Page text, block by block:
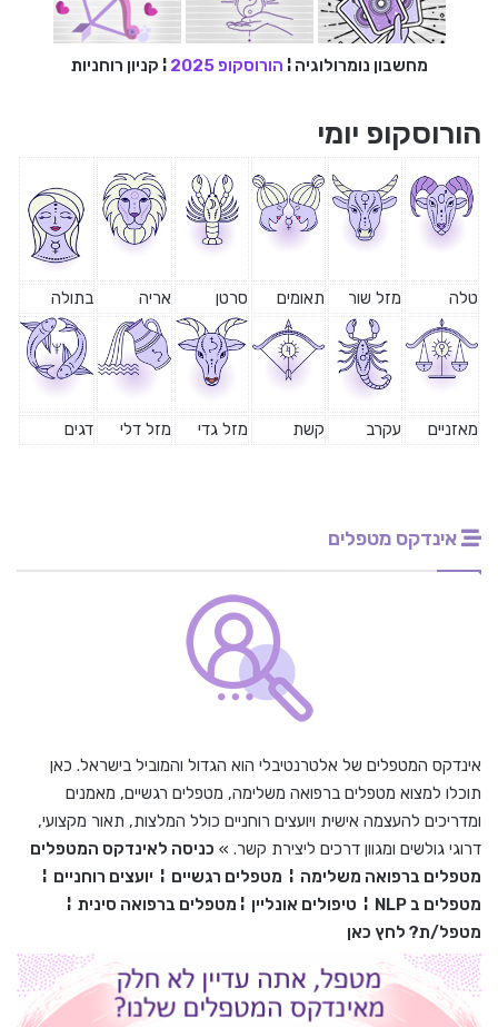
מחשבון נומרולוגיה ¦ הורוסקופ 2025 ¦ קניון רוחניות
הורוסקופ יומי
טלה מזל שור תאומים סרטן אריה בתולה
מאזניים עקרב קשת מזל גדי מזל דלי דגים
אינדקס מטפלים
אינדקס המטפלים של אלטרנטיבלי הוא הגדול והמוביל בישראל. כאן
תוכלו למצוא מטפלים ברפואה משלימה, מטפלים רגשיים, מאמנים
ומדריכים להעצמה אישית ויועצים רוחניים כולל המלצות, תאור מקצועי,
דרוגי גולשים ומגוון דרכים ליצירת קשר. » כניסה לאינדקס המטפלים
מטפלים ברפואה משלימה ¦ מטפלים רגשיים ¦ יועצים רוחניים ¦
מטפלים ב NLP
¦ טיפולים אונליין ¦ מטפלים ברפואה סינית ¦
מטפל/ת? לחץ כאן